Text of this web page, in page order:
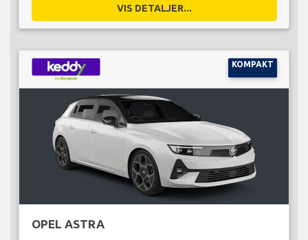
VIS DETALJER...
KOMPAKT
OPEL ASTRA